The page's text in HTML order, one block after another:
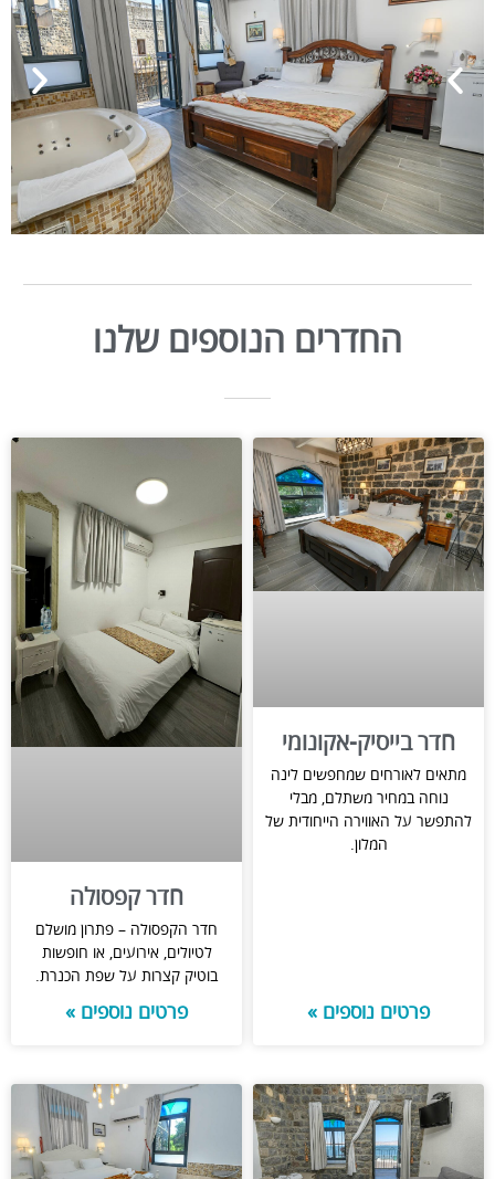
החדרים הנוספים שלנו
חדר בייסיק-אקונומי
מתאים לאורחים שמחפשים לינה
נוחה במחיר משתלם, מבלי
להתפשר על האווירה הייחודית של
המלון.
פרטים נוספים »
חדר קפסולה
חדר הקפסולה – פתרון מושלם
לטיולים, אירועים, או חופשות
בוטיק קצרות על שפת הכנרת.
פרטים נוספים »